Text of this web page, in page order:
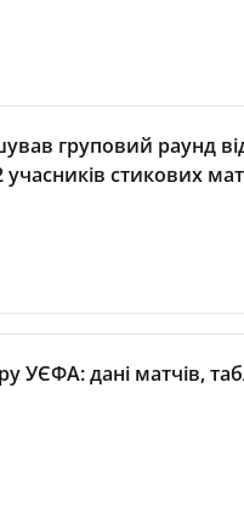
груповий раунд
учасників стикових
УЄФА: дані матчів,